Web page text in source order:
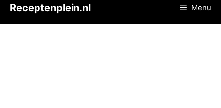
Receptenplein.nl Menu